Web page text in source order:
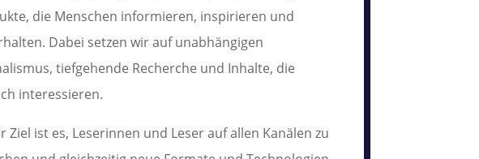
die Menschen informieren, inspirieren und
Dabei setzen wir auf unabhängigen
tiefgehende Recherche und Inhalte, die
interessieren.
Ziel ist es, Leserinnen und Leser auf allen Kanälen zu